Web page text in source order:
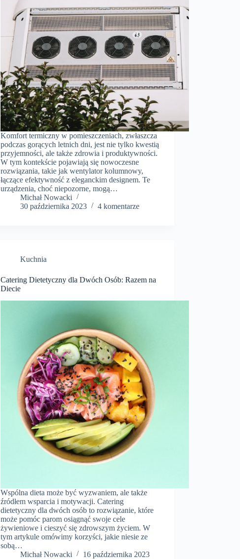
Komfort termiczny w pomieszczeniach, zwłaszcza
podczas gorących letnich dni, jest nie tylko kwestią
przyjemności, ale także zdrowia i produktywności.
W tym kontekście pojawiają się nowoczesne
rozwiązania, takie jak wentylator kolumnowy,
łączące efektywność z eleganckim designem. Te
urządzenia, choć niepozorne, mogą…
​Michał Nowacki
30 października 2023
4 komentarze
Kuchnia
Catering Dietetyczny dla Dwóch Osób: Razem na
Diecie
Wspólna dieta może być wyzwaniem, ale także
źródłem wsparcia i motywacji. Catering
dietetyczny dla dwóch osób to rozwiązanie, które
może pomóc parom osiągnąć swoje cele
żywieniowe i cieszyć się zdrowszym życiem. W
tym artykule omówimy korzyści, jakie niesie ze
sobą…
​Michał Nowacki
16 października 2023